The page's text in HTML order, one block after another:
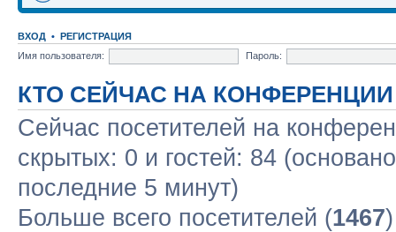
ВХОД • РЕГИСТРАЦИЯ
Имя пользователя:
Пароль:
КТО СЕЙЧАС НА КОНФЕРЕНЦИИ
Сейчас посетителей на
скрытых: 0 и гостей: 84
последние 5 минут)
Больше всего посетителей (1467